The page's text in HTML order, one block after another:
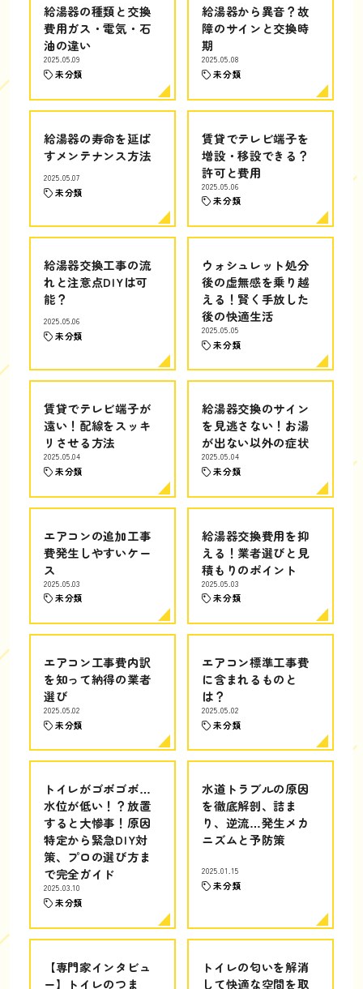
給湯器の種類と交換
費用ガス・電気・石
油の違い
2025.05.09
未分類
給湯器から異音？故
障のサインと交換時
期
2025.05.08
未分類
給湯器の寿命を延ば
すメンテナンス方法
2025.05.07
未分類
賃貸でテレビ端子を
増設・移設できる？
許可と費用
2025.05.06
未分類
給湯器交換工事の流
れと注意点DIYは可
能？
2025.05.06
未分類
ウォシュレット処分
後の虚無感を乗り越
える！賢く手放した
後の快適生活
2025.05.05
未分類
賃貸でテレビ端子が
遠い！配線をスッキ
リさせる方法
2025.05.04
未分類
給湯器交換のサイン
を見逃さない！お湯
が出ない以外の症状
2025.05.04
未分類
エアコンの追加工事
費発生しやすいケー
ス
2025.05.03
未分類
給湯器交換費用を抑
える！業者選びと見
積もりのポイント
2025.05.03
未分類
エアコン工事費内訳
を知って納得の業者
選び
2025.05.02
未分類
エアコン標準工事費
に含まれるものと
は？
2025.05.02
未分類
トイレがゴボゴボ…
水位が低い！？放置
すると大惨事！原因
特定から緊急DIY対
策、プロの選び方ま
で完全ガイド
2025.03.10
未分類
水道トラブルの原因
を徹底解剖、詰ま
り、逆流…発生メカ
ニズムと予防策
2025.01.15
未分類
【専門家インタビュ
ー】トイレのつま
トイレの匂いを解消
して快適な空間を取